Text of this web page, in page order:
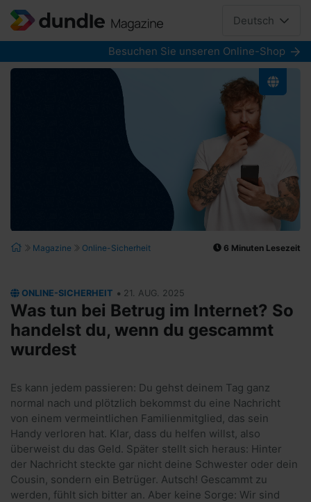
Deutsch
Besuchen Sie unseren Online-Shop
Magazine Online-Sicherheit 6 Minuten Lesezeit
ONLINE-SICHERHEIT • 21. AUG. 2025
Was tun bei Betrug im Internet? So
handelst du, wenn du gescammt
wurdest
Es kann jedem passieren: Du gehst deinem Tag ganz
normal nach und plötzlich bekommst du eine Nachricht
von einem vermeintlichen Familienmitglied, das sein
Handy verloren hat. Klar, dass du helfen willst, also
überweist du das Geld. Später stellt sich heraus: Hinter
der Nachricht steckte gar nicht deine Schwester oder dein
Cousin, sondern ein Betrüger. Autsch! Ges­cammt zu
werden, fühlt sich bitter an. Aber keine Sorge: Wir sind